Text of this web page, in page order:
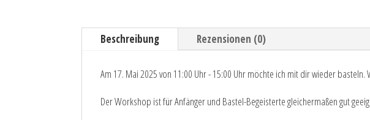
Beschreibung Rezensionen (0)
Am 17. Mai 2025 von 11:00 Uhr - 15:00 Uhr möchte ich mit dir wieder
Der Workshop ist für Anfänger und Bastel-Begeisterte gleichermaßen gut